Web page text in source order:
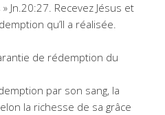
Jn.20:27. Recevez Jésus et
qu’Il a réalisée.
de rédemption du
par son sang, la
la richesse de sa grâce